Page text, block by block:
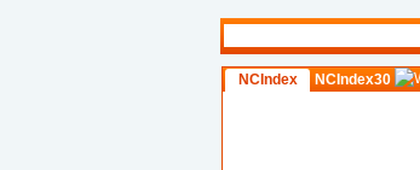
NCIndex NCIndex30